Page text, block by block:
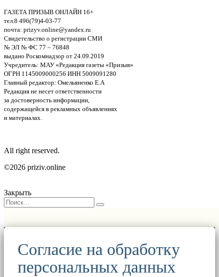
ГАЗЕТА ПРИЗЫВ ОНЛАЙН 16+
тел.8 496(79)4-03-77
почта: prizyv.online@yandex.ru
Свидетельство о регистрации СМИ
№ ЭЛ № ФС 77 – 76848
выдано Роскомнадзор от 24.09.2019
Учредитель: МАУ «Редакция газеты «Призыв»
ОГРН 1145009000256 ИНН 5009091280
Главный редактор: Омельяненко Е.А
Редакция не несет ответственности
за достоверность информации,
содержащейся в рекламных объявлениях
и материалах.
All right reserved.
©2026 priziv.online
Закрыть
Согласие на обработку
персональных данных